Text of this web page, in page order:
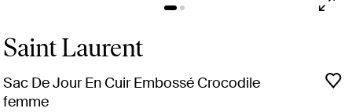
Saint Laurent
Sac De Jour En Cuir Embossé Crocodile
femme